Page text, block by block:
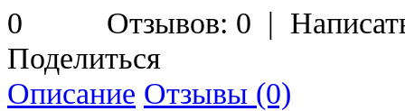
Отзывов: 0 |
Поделиться
Описание Отзывы (0)